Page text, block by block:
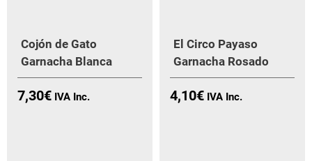
Cojón de Gato
Garnacha Blanca
7,30€
El Circo Payaso
Garnacha Rosado
4,10€